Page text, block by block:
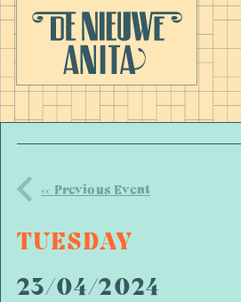
<< Previous Event
TUESDAY
23/04/2024